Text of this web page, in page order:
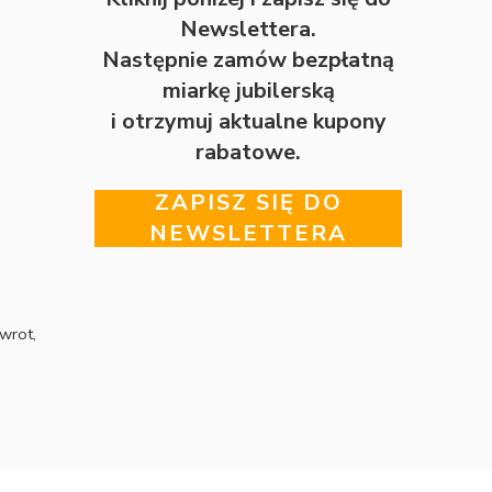
Newslettera.
Następnie zamów bezpłatną
miarkę jubilerską
i otrzymuj aktualne kupony
rabatowe.
ZAPISZ SIĘ DO
NEWSLETTERA